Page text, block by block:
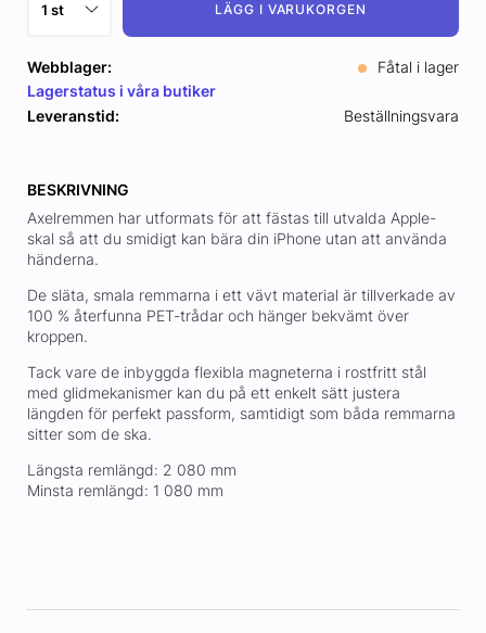
LÄGG I VARUKORGEN
Webblager:
Fåtal i lager
Lagerstatus i våra butiker
Leveranstid:
Beställningsvara
BESKRIVNING
Axelremmen har utformats för att fästas till utvalda Apple-
skal så att du smidigt kan bära din iPhone utan att använda
händerna.
De släta, smala remmarna i ett vävt material är tillverkade av
100 % återfunna PET-trådar och hänger bekvämt över
kroppen.
Tack vare de inbyggda flexibla magneterna i rostfritt stål
med glidmekanismer kan du på ett enkelt sätt justera
längden för perfekt passform, samtidigt som båda remmarna
sitter som de ska.
Längsta remlängd: 2 080 mm
Minsta remlängd: 1 080 mm